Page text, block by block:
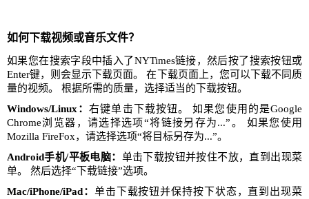
如何下载视频或音乐文件？
如果您在搜索字段中插入了NYTimes链接，然后按了搜索按钮或
Enter键，则会显示下载页面。 在下载页面上，您可以下载不同质
量的视频。 根据所需的质量，选择适当的下载按钮。
Windows/Linux：右键单击下载按钮。 如果您使用的是Google
Chrome浏览器，请选择选项“将链接另存为...”。 如果您使用
Mozilla FireFox，请选择选项“将目标另存为...”。
Android手机/平板电脑： 单击下载按钮并按住不放，直到出现菜
单。 然后选择“下载链接”选项。
Mac/iPhone/iPad： 单击下载按钮并保持按下状态，直到出现菜